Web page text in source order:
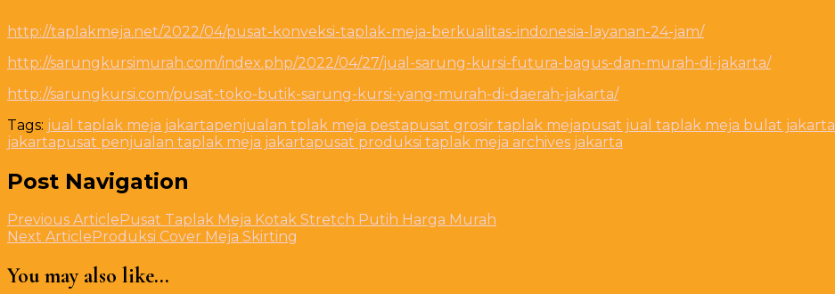
http://taplakmeja.net/2022/04/pusat-konveksi-taplak-meja-berkualitas-indonesia-layanan-24-jam/
http://sarungkursimurah.com/index.php/2022/04/27/jual-sarung-kursi-futura-bagus-dan-murah-di-jakarta/
http://sarungkursi.com/pusat-toko-butik-sarung-kursi-yang-murah-di-daerah-jakarta/
Tags: jual taplak meja jakartapenjualan tplak meja pestapusat grosir taplak mejapusat jual taplak meja bulat jakarta
jakartapusat penjualan taplak meja jakartapusat produksi taplak meja archives jakarta
Post Navigation
Previous Article Pusat Taplak Meja Kotak Stretch Putih Harga Murah
Next Article Produksi Cover Meja Skirting
You may also like...